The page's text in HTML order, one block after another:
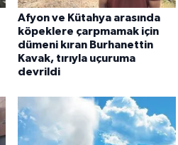
Afyon ve Kütahya arasında
köpeklere çarpmamak için
dümeni kıran Burhanettin
Kavak, tırıyla uçuruma
devrildi